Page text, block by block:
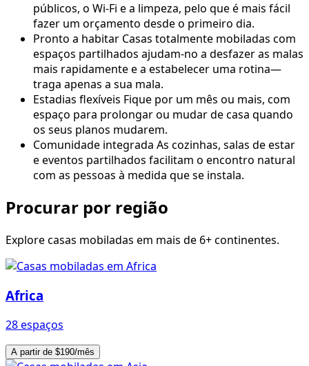
públicos, o Wi-Fi e a limpeza, pelo que é mais fácil
fazer um orçamento desde o primeiro dia.
Pronto a habitar Casas totalmente mobiladas com
espaços partilhados ajudam-no a desfazer as malas
mais rapidamente e a estabelecer uma rotina—
traga apenas a sua mala.
Estadias flexíveis Fique por um mês ou mais, com
espaço para prolongar ou mudar de casa quando
os seus planos mudarem.
Comunidade integrada As cozinhas, salas de estar
e eventos partilhados facilitam o encontro natural
com as pessoas à medida que se instala.
Procurar por região
Explore casas mobiladas em mais de 6+ continentes.
Africa
28 espaços
A partir de $190/mês